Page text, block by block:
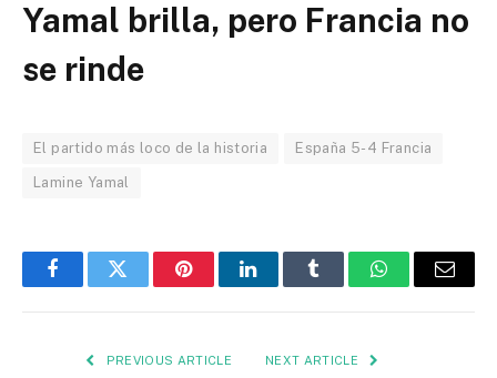
Yamal brilla, pero Francia no
se rinde
El partido más loco de la historia España 5-4 Francia
Lamine Yamal
FacebookTwitter PinterestLinkedInTumblr WhatsAppEmail
PREVIOUS ARTICLE NEXT ARTICLE